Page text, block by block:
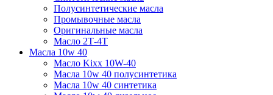
Полусинтетические масла
Промывочные масла
Оригинальные масла
Масло 2Т-4Т
Масла 10w 40
Mасло Kixx 10W-40
Масла 10w 40 полусинтетика
Масла 10w 40 синтетика